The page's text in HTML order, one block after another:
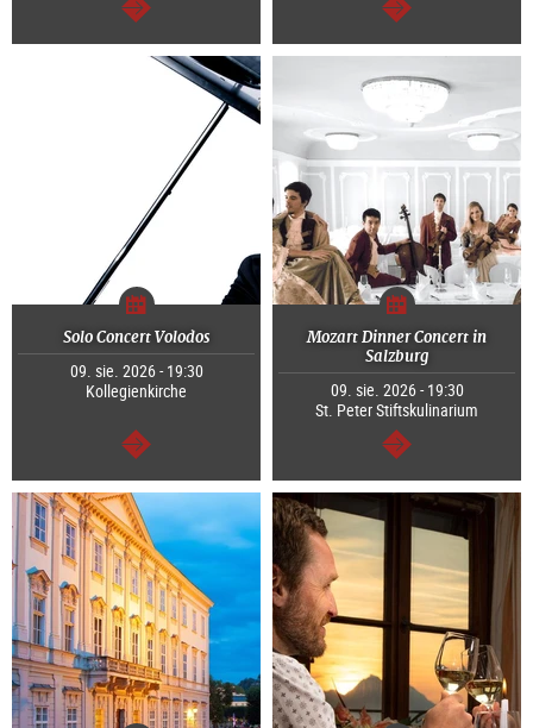
dalej dalej
Solo Concert Volodos
09. sie. 2026 - 19:30
Kollegienkirche
dalej
Mozart Dinner Concert in
Salzburg
09. sie. 2026 - 19:30
St. Peter Stiftskulinarium
dalej